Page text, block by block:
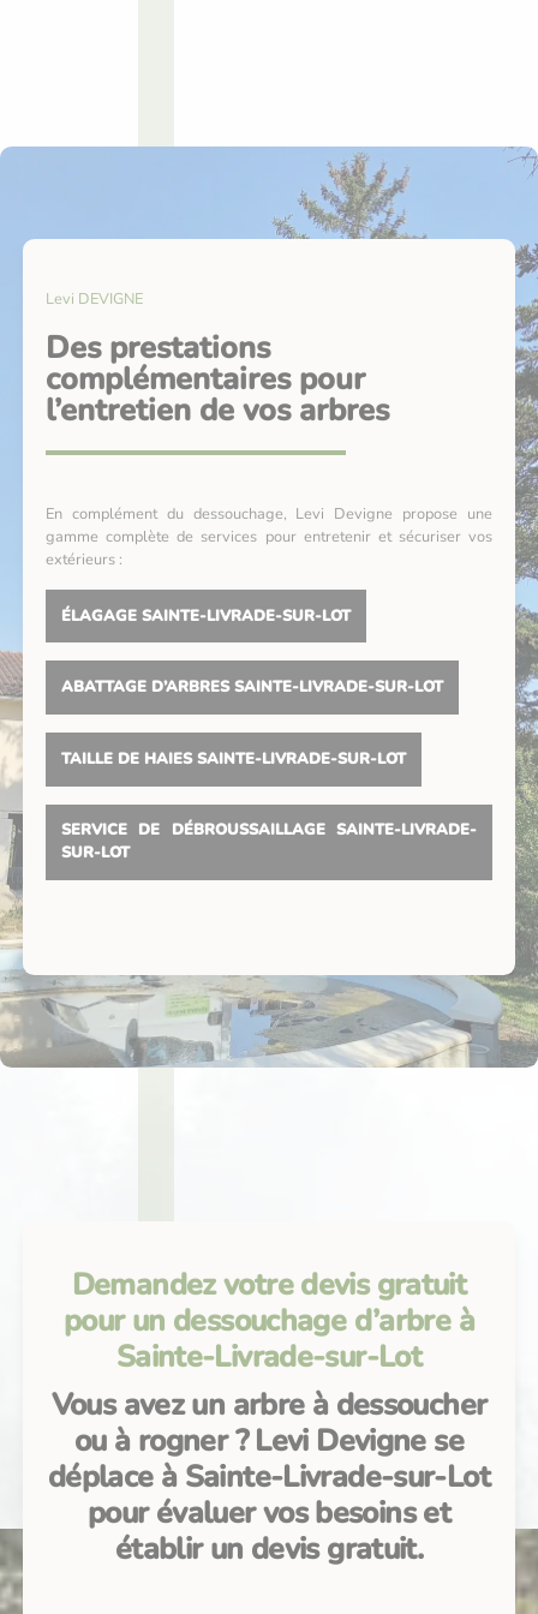
Levi DEVIGNE
Des prestations
complémentaires pour
l’entretien de vos arbres
En complément du dessouchage, Levi Devigne propose une
gamme complète de services pour entretenir et sécuriser vos
extérieurs :
ÉLAGAGE SAINTE-LIVRADE-SUR-LOT
ABATTAGE D’ARBRES SAINTE-LIVRADE-SUR-LOT
TAILLE DE HAIES SAINTE-LIVRADE-SUR-LOT
SERVICE DE DÉBROUSSAILLAGE SAINTE-LIVRADE-
SUR-LOT
Demandez votre devis gratuit
pour un dessouchage d’arbre à
Sainte-Livrade-sur-Lot
Vous avez un arbre à dessoucher
ou à rogner ? Levi Devigne se
déplace à Sainte-Livrade-sur-Lot
pour évaluer vos besoins et
établir un devis gratuit.